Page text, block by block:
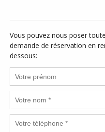
Vous pouvez nous poser
demande de réservation en
dessous: